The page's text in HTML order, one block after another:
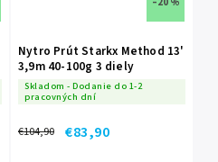
Nytro Prút Starkx Method 13'
3,9m 40-100g 3 diely
Skladom - Dodanie do 1-2
pracovných dní
€104,90 €83,90